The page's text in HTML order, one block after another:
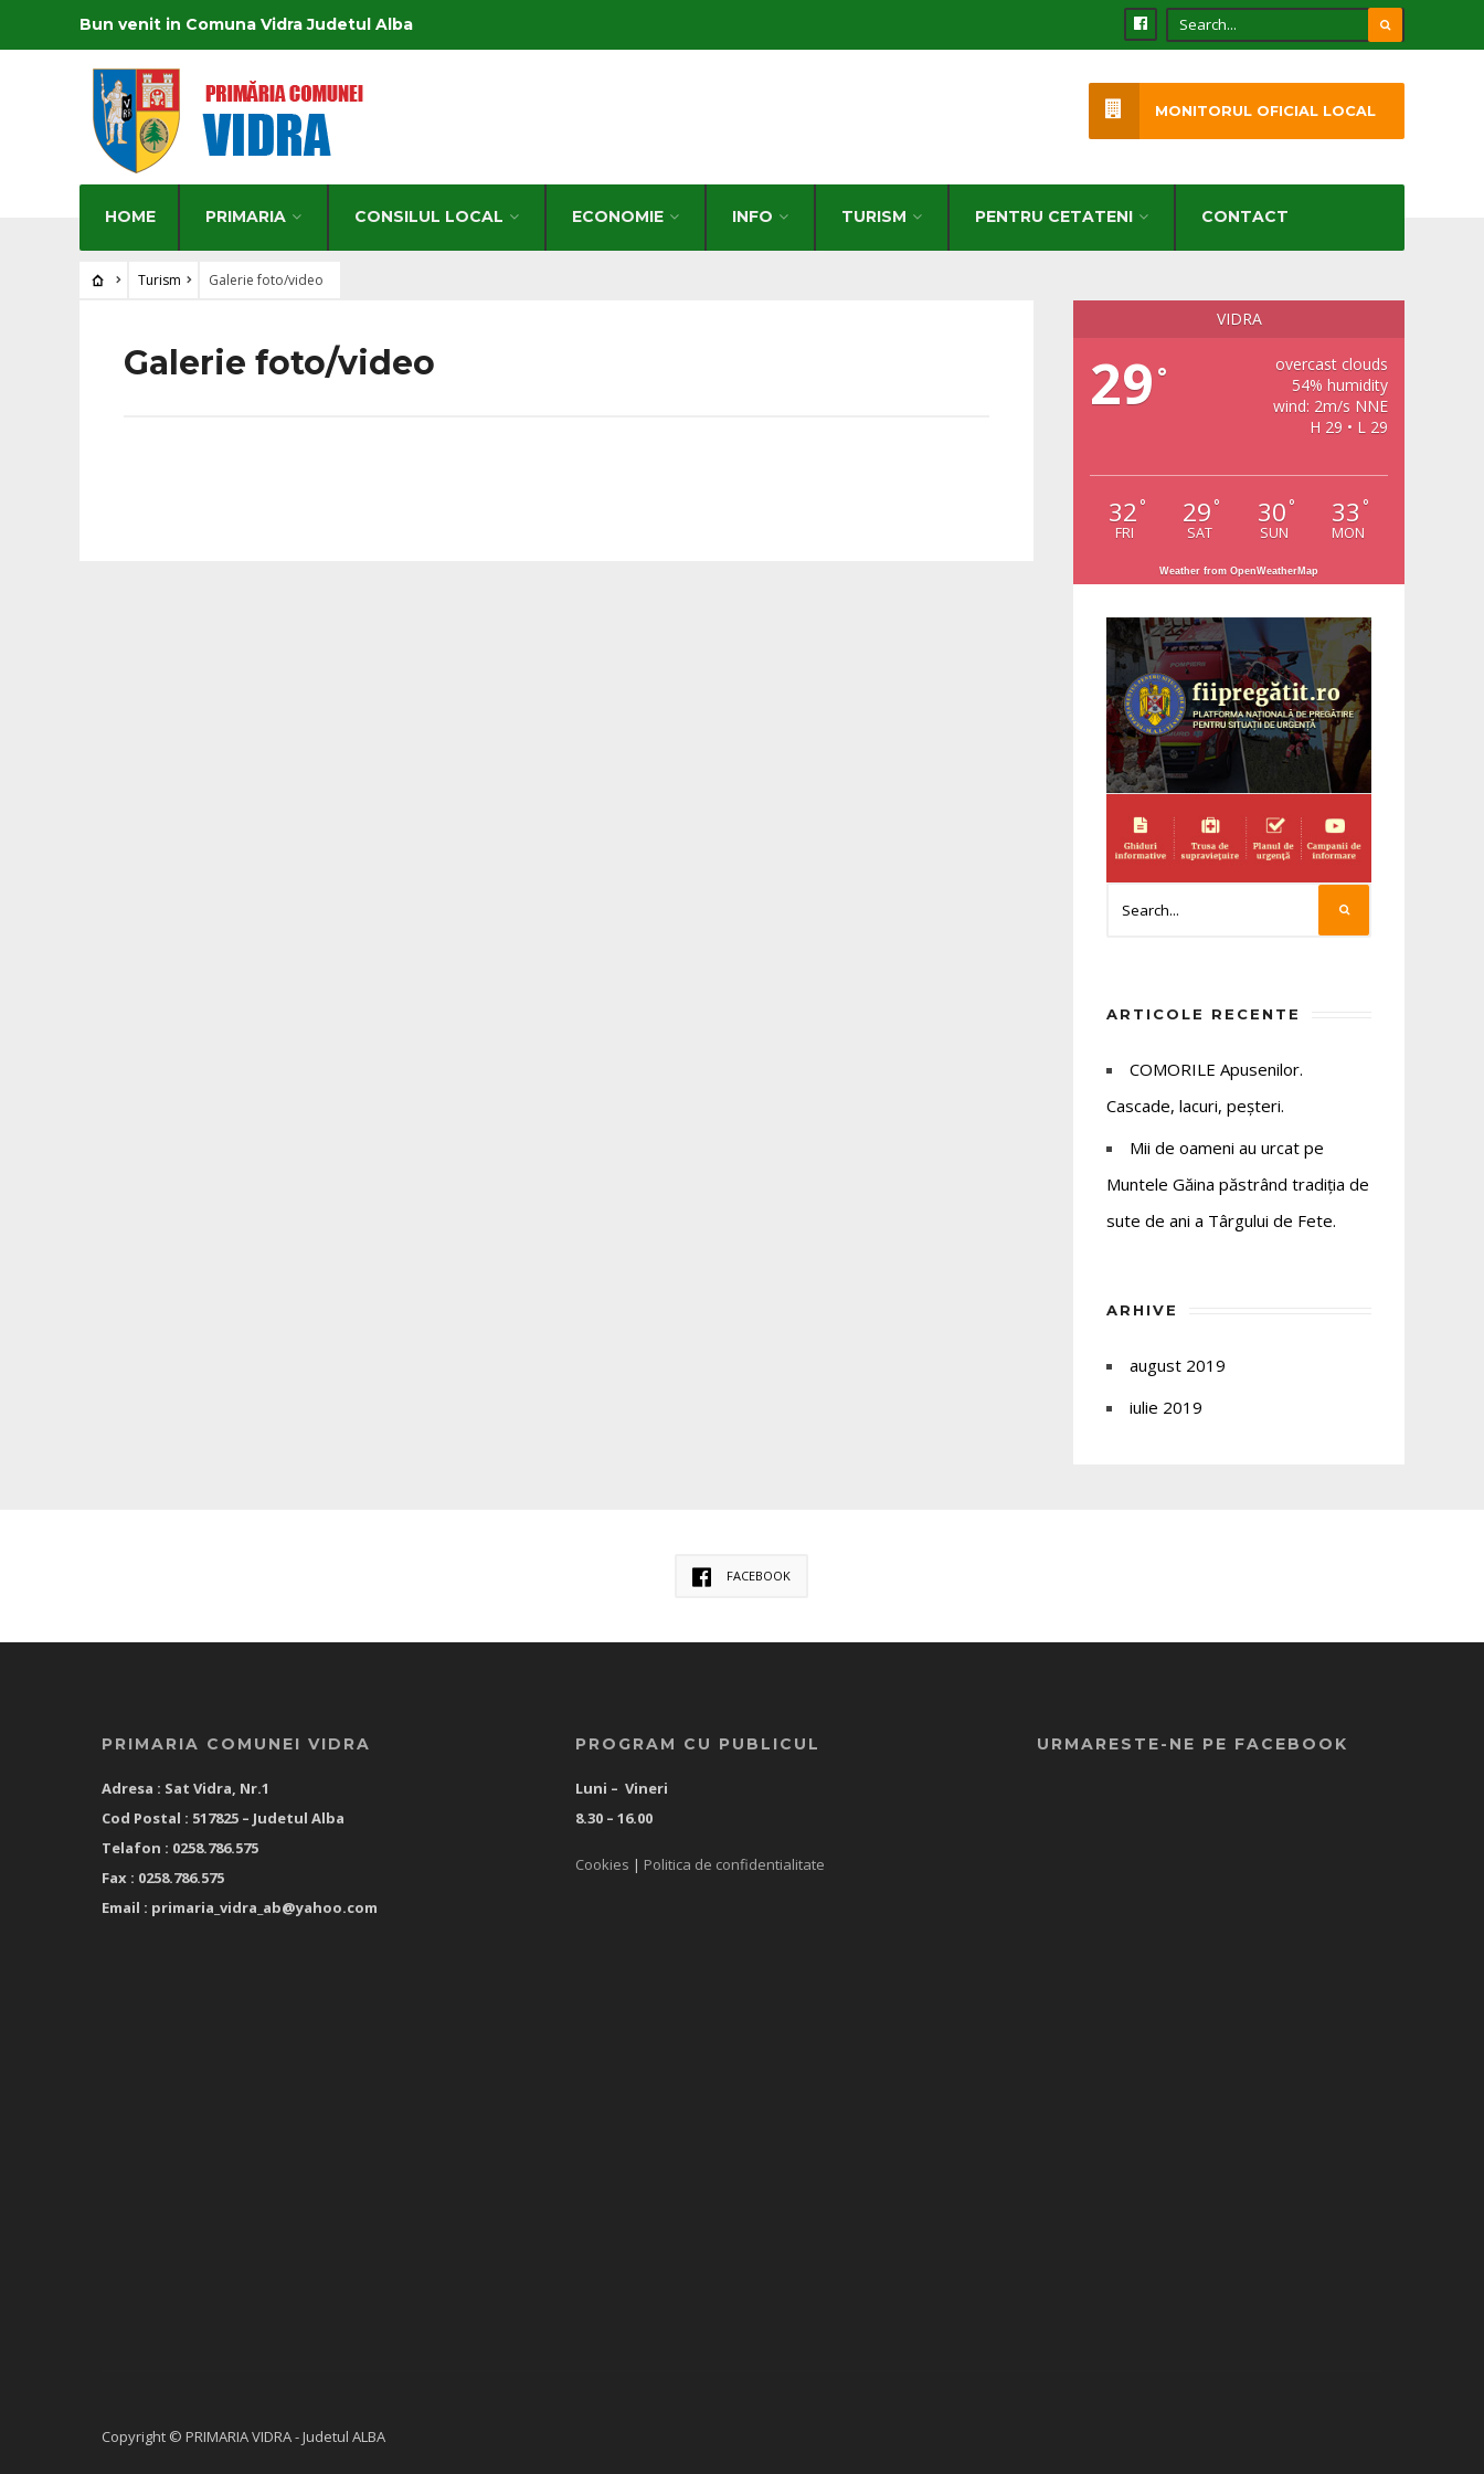
Bun venit in Comuna Vidra Judetul Alba
HOME PRIMARIA CONSILUL LOCAL ECONOMIE INFO TURISM PENTRU CETATENI CONTACT
MONITORUL OFICIAL LOCAL
Turism Galerie foto/video
Galerie foto/video
VIDRA
29 °
overcast clouds
54% humidity
wind: 2m/s NNE
H 29 • L 29
32 °
FRI
29 °
SAT
30 °
SUN
33 °
MON
Weather from OpenWeatherMap
ARTICOLE RECENTE
COMORILE Apusenilor.
Cascade, lacuri, peșteri.
Mii de oameni au urcat pe
Muntele Găina păstrând tradiția de
sute de ani a Târgului de Fete.
ARHIVE
august 2019
iulie 2019
FACEBOOK
PRIMARIA COMUNEI VIDRA
Adresa : Sat Vidra, Nr.1
Cod Postal : 517825 – Judetul Alba
Telafon : 0258.786.575
Fax : 0258.786.575
Email : primaria_vidra_ab@yahoo.com
PROGRAM CU PUBLICUL
Luni – Vineri
8.30 – 16.00
Cookies | Politica de confidentialitate
URMARESTE-NE PE FACEBOOK
Copyright © PRIMARIA VIDRA - Judetul ALBA